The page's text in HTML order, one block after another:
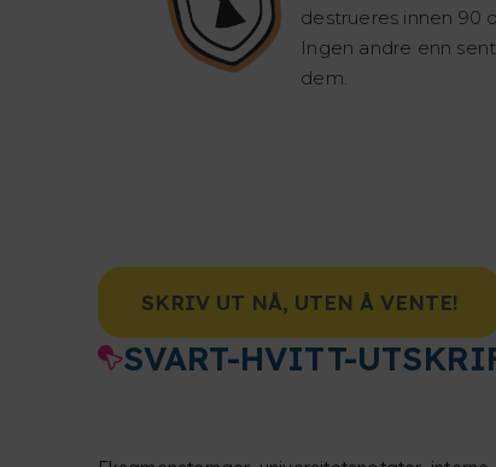
destrueres innen 90
Ingen andre enn
dem.
SKRIV UT NÅ, UTEN Å VENTE!
SVART-HVITT-